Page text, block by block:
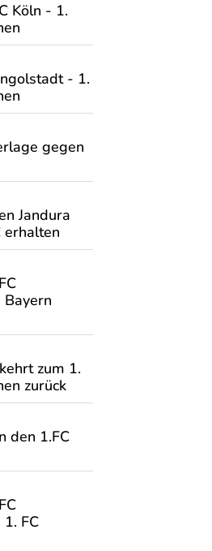
Köln - 1.
- 1.
gegen
Jandura
erhalten
zum 1.
zurück
den 1.FC
FC